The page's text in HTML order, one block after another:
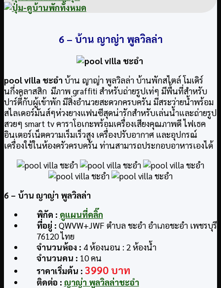
6 – บ้าน ญาญ่า พูลวิลล่า
pool villa ชะอำบ้าน ญาญ่า พูลวิลล่า บ้านพักสไตล์ โมเดิร์
นกึ่งคลาสสิก มีภาพ graffiti สำหรับถ่ายรูปเท่ๆ มีพื้นที่สำหรับ
ปาร์ตี้กับผู้เข้าพัก มีสิ่งอำนวยสะดวกครบครัน มีสระว่ายน้ำพร้อม
สไลเดอร์มันส์ๆห่วงยางแฟนซีสุดน่ารักสำหรับเล่นน้ำและถ่ายรูป
สวยๆ smart tv คาราโอเกะพร้อมเครื่องเสียงคุณภาพดี ไฟเธค
อินเตอร์เน็ตความเร็มเร็วสูง เครื่องปรับอากาศ และอุปกรณ์
เครื่องใช้ในห้องครัวครบครัน ท่านสามารถประกอบอาหารเองได้
6 – บ้าน ญาญ่า พูลวิลล่า
พิกัด : ดูแผนที่คลิ๊ก
ที่อยู่: QWVW+JWF ตำบล ชะอำ อำเภอชะอำ เพชรบุรี
76120 ไทย
จำนวนห้อง : 4 ห้องนอน : 2 ห้องน้ำ
จำนวนคน : 10 คน
ราคาเริ่มต้น : 3990 บาท
ติดต่อ : ญาญ่า พูลวิลล่าชะอำ